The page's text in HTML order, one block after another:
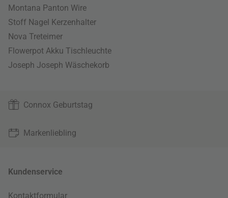
Montana Panton Wire
Stoff Nagel Kerzenhalter
Nova Treteimer
Flowerpot Akku Tischleuchte
Joseph Joseph Wäschekorb
Connox Geburtstag
Markenliebling
Kundenservice
Kontaktformular